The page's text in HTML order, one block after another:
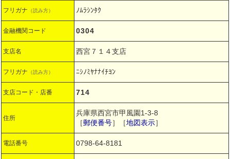
フリガナ （読み方） ﾉﾑﾗｼﾝﾀｸ
金融機関コード 0304
支店名 西宮７１４支店
フリガナ （読み方） ﾆｼﾉﾐﾔﾅﾅｲﾁﾖﾝ
支店コード・店番 714
住所
兵庫県西宮市甲風園1-3-8
［郵便番号］［地図表示］
電話番号 0798-64-8181